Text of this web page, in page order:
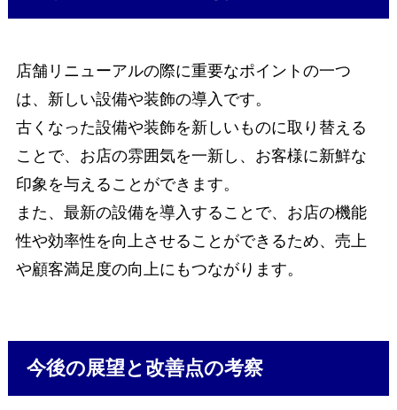
店舗リニューアルの際に重要なポイントの一つ
は、新しい設備や装飾の導入です。
古くなった設備や装飾を新しいものに取り替える
ことで、お店の雰囲気を一新し、お客様に新鮮な
印象を与えることができます。
また、最新の設備を導入することで、お店の機能
性や効率性を向上させることができるため、売上
や顧客満足度の向上にもつながります。
今後の展望と改善点の考察